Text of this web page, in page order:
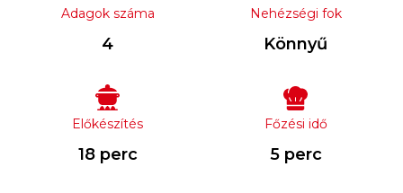
Adagok száma
4
Nehézségi fok
Könnyű
Előkészítés
18 perc
Főzési idő
5 perc